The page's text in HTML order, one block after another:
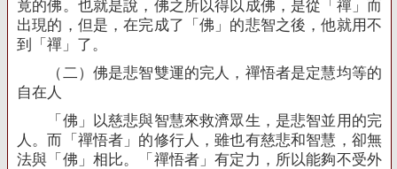
竟的佛。也就是說，佛之所以得以成佛，是從「禪」而
出現的，但是，在完成了「佛」的悲智之後，他就用不
到「禪」了。
（二）佛是悲智雙運的完人，禪悟者是定慧均等的
自在人
「佛」以慈悲與智慧來救濟眾生，是悲智並用的完
人。而「禪悟者」的修行人，雖也有慈悲和智慧，卻無
法與「佛」相比。「禪悟者」有定力，所以能夠不受外